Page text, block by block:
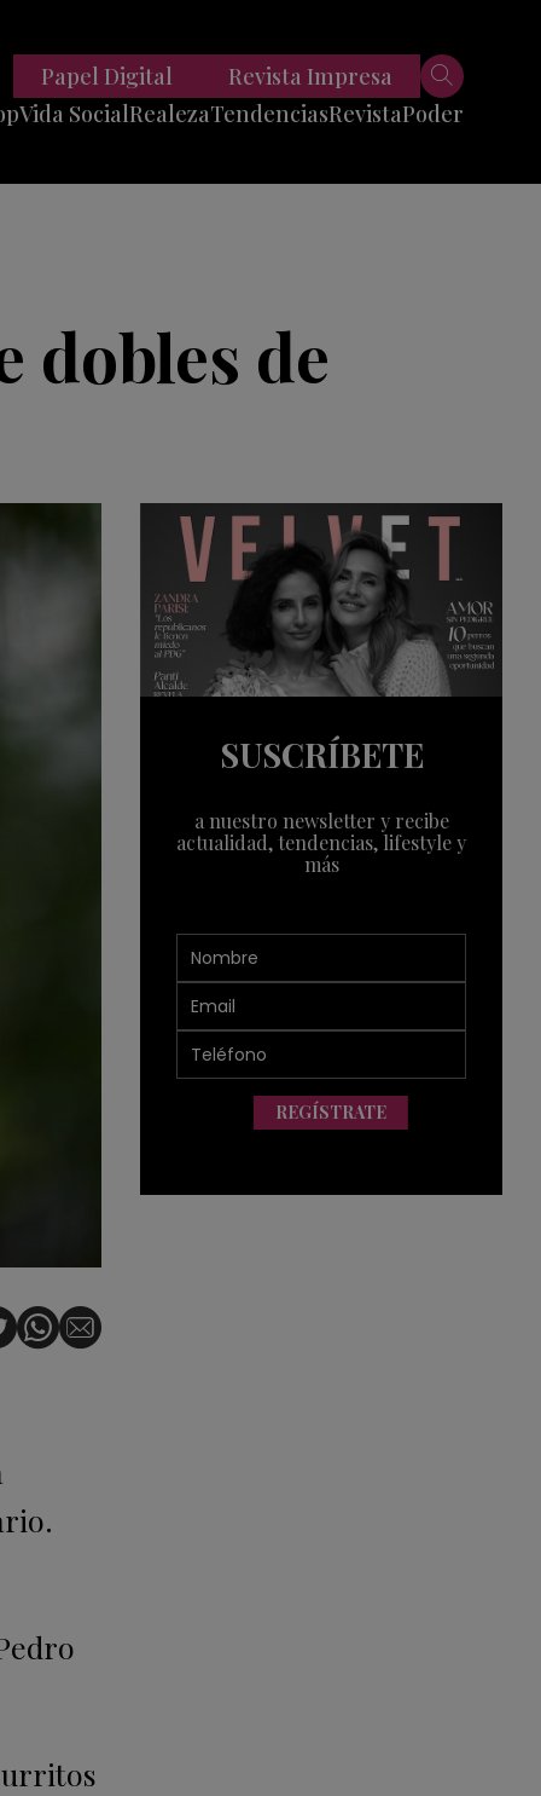
Vida SocialRealezaTendencias
Viajes
Tech
RevistaPoder
Papel Digital Revista Impresa
dobles de
SUSCRÍBETE
a nuestro newsletter y recibe
actualidad, tendencias, lifestyle y
más
REGÍSTRATE